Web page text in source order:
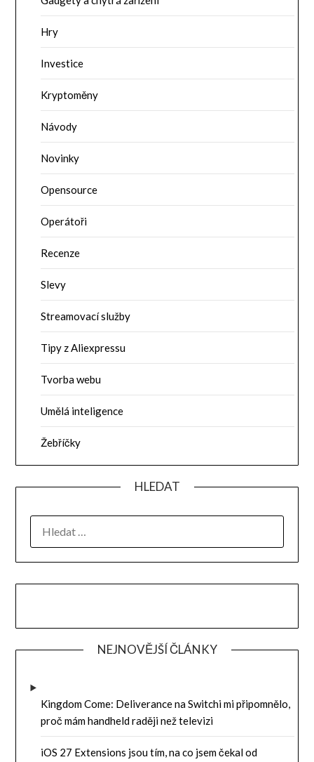
Hry
Investice
Kryptoměny
Návody
Novinky
Opensource
Operátoři
Recenze
Slevy
Streamovací služby
Tipy z Aliexpressu
Tvorba webu
Umělá inteligence
Žebříčky
HLEDAT
NEJNOVĚJŠÍ ČLÁNKY
Kingdom Come: Deliverance na Switchi mi připomnělo,
proč mám handheld raději než televizi
iOS 27 Extensions jsou tím, na co jsem čekal od